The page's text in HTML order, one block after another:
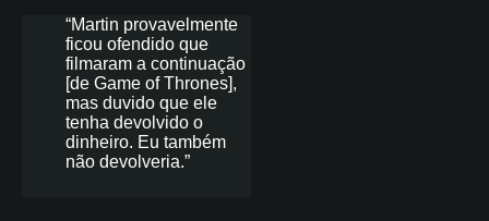
“Martin provavelmente
ficou ofendido que
filmaram a continuação
[de Game of Thrones],
mas duvido que ele
tenha devolvido o
dinheiro. Eu também
não devolveria.”